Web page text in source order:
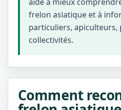
frelon asiatique et à
particuliers, apiculteurs,
collectivités.
Comment